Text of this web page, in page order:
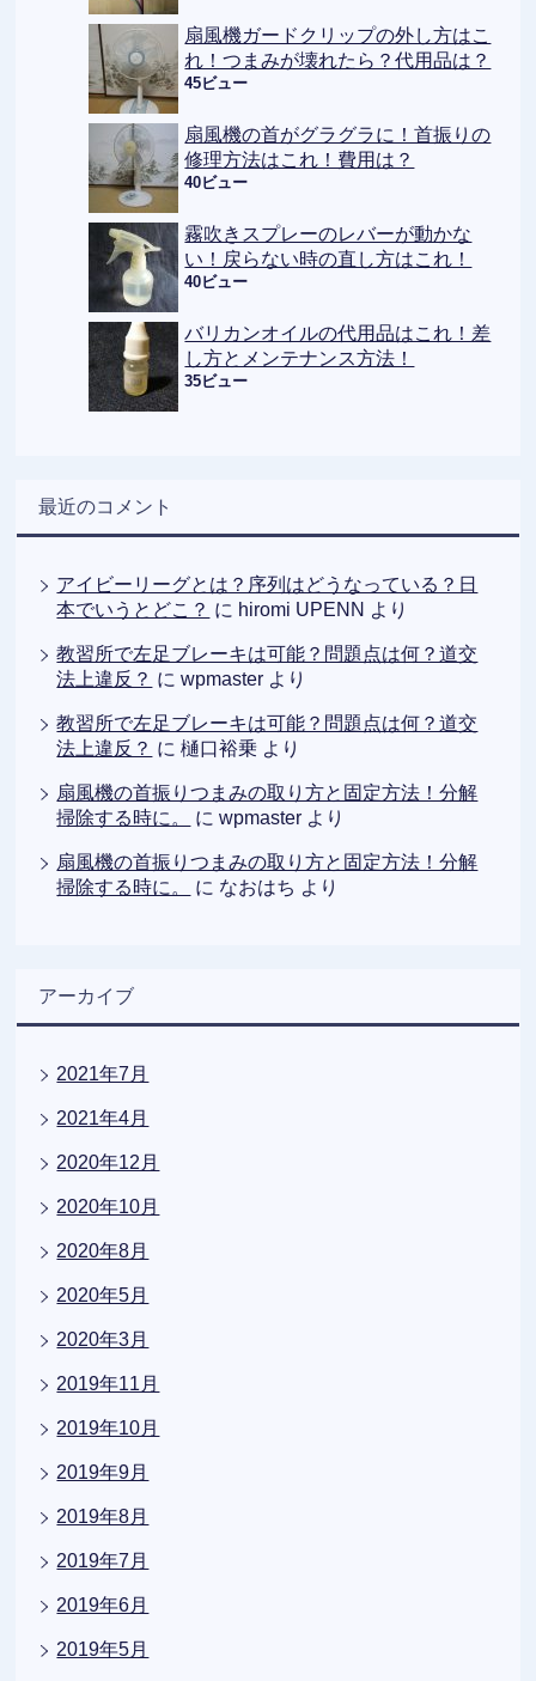
扇風機ガードクリップの外し方はこ
れ！つまみが壊れたら？代用品は？
45ビュー
扇風機の首がグラグラに！首振りの
修理方法はこれ！費用は？
40ビュー
霧吹きスプレーのレバーが動かな
い！戻らない時の直し方はこれ！
40ビュー
バリカンオイルの代用品はこれ！差
し方とメンテナンス方法！
35ビュー
最近のコメント
アイビーリーグとは？序列はどうなっている？日
本でいうとどこ？ に hiromi UPENN より
教習所で左足ブレーキは可能？問題点は何？道交
法上違反？ にwpmaster より
教習所で左足ブレーキは可能？問題点は何？道交
法上違反？ に樋口裕乗 より
扇風機の首振りつまみの取り方と固定方法！分解
掃除する時に。
にwpmaster より
扇風機の首振りつまみの取り方と固定方法！分解
掃除する時に。
に なおはち より
アーカイブ
2021年7月
2021年4月
2020年12月
2020年10月
2020年8月
2020年5月
2020年3月
2019年11月
2019年10月
2019年9月
2019年8月
2019年7月
2019年6月
2019年5月